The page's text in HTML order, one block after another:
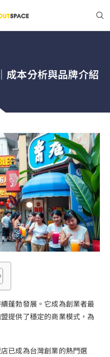
成本分析與品牌介紹
蓬勃發展。它成為創業者最
提供了穩定的商業模式，為
已成為台灣創業的熱門選